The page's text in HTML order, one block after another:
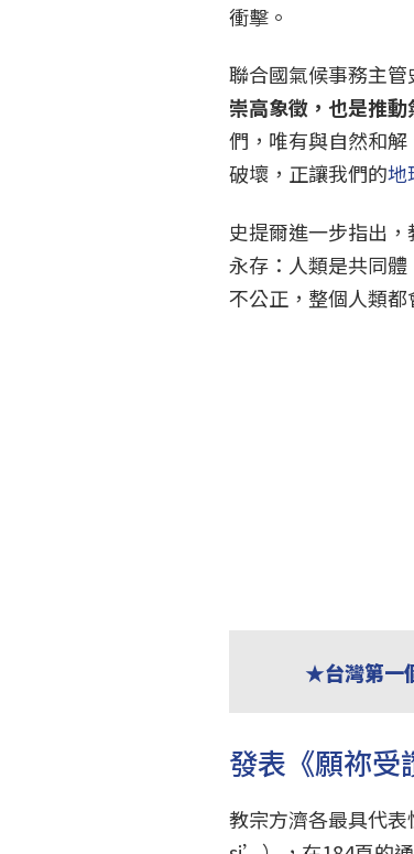
衝擊。
聯合國氣候事務主
崇高象徵，也是推
們，唯有與自然和
破壞，正讓我們的地
史提爾進一步指出
永存：人類是共同
不公正，整個人類
★台灣第一
發表《願祢受
教宗方濟各最具代